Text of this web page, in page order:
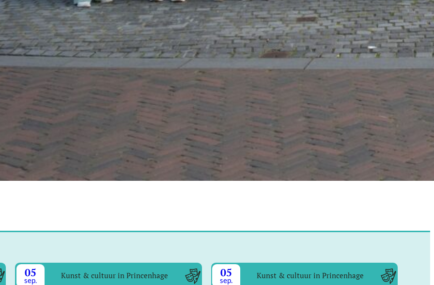
05
sep. Kunst & cultuur in Princenhage 05
sep. Kunst & cultuur in Princenhage